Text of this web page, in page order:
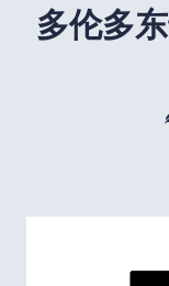
多伦多